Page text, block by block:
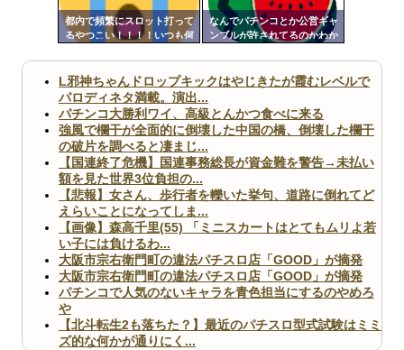
都内で頻繁にスロット打って
るやつこい！！！！いつも何
なんでパチンコとか公営ギャ
ンブルが許されてるのかわか
更新
ツー
L邪神ちゃんドロップキックはやじきたが霞むレベルで
パロディネタ満載。演出...
パチンコ大勝利ワイ、高級とんかつ食べに来る
強風で欄干が全面的に倒壊した中国の橋、倒壊した欄干
の破片を調べると凄まじ...
【国連終了危機】国連事務総長が資金難を警告→未払い
額を見た世界3位負担の...
【悲報】女さん、歩行者を轢いた挙句、道路に倒れてど
えらいことになってしま...
【画像】森高千里(55) 「ミニスカートはとてもムリよ若
い子には負けるわ...
大阪市宗右衛門町の違法パチスロ店「GOOD」が摘発
大阪市宗右衛門町の違法パチスロ店「GOOD」が摘発
パチンコで人気のないキャラを青色担当にするのやめろ
や
【北斗転生2も落ちた？】最近のパチスロ型式試験はミミ
ズ的な何かが通りにく...